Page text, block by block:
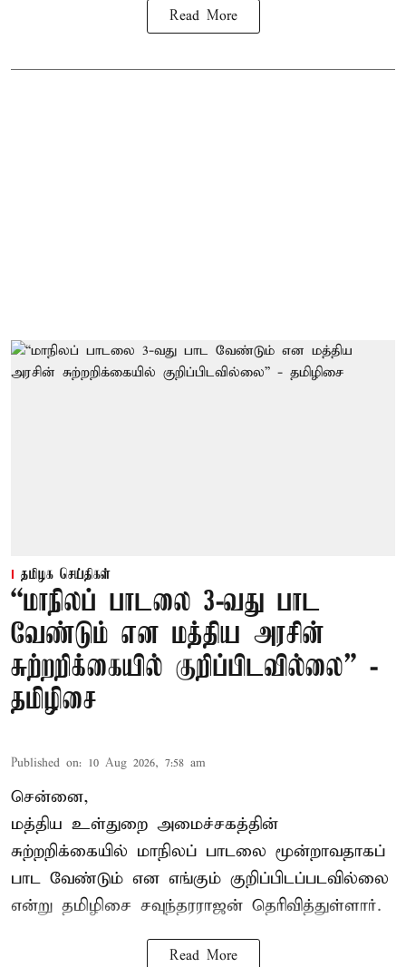
Read More
தமிழக செய்திகள்
“மாநிலப் பாடலை 3-வது பாட
வேண்டும் என மத்திய அரசின்
சுற்றறிக்கையில் குறிப்பிடவில்லை” -
தமிழிசை
Published on: 10 Aug 2026, 7:58 am
சென்னை,
மத்திய உள்துறை அமைச்சகத்தின்
சுற்றறிக்கையில் மாநிலப் பாடலை மூன்றாவதாகப்
பாட வேண்டும் என எங்கும் குறிப்பிடப்படவில்லை
என்று தமிழிசை சவுந்தரராஜன் தெரிவித்துள்ளார்.
Read More